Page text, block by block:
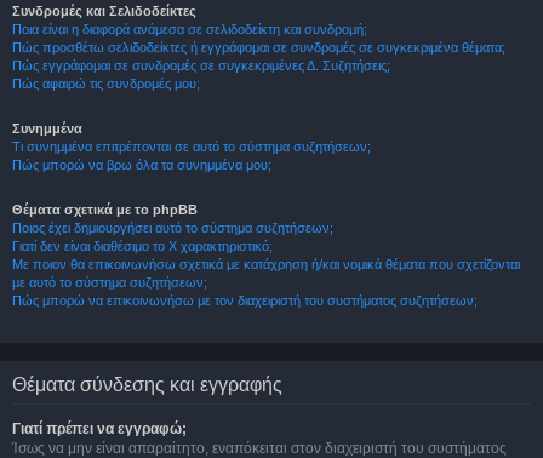
Συνδρομές και Σελιδοδείκτες
Ποια είναι η διαφορά ανάμεσα σε σελιδοδείκτη και συνδρομή;
Πώς προσθέτω σελιδοδείκτες ή εγγράφομαι σε συνδρομές σε συγκεκριμένα θέματα;
Πώς εγγράφομαι σε συνδρομές σε συγκεκριμένες Δ. Συζητήσεις;
Πώς αφαιρώ τις συνδρομές μου;
Συνημμένα
Τι συνημμένα επιτρέπονται σε αυτό το σύστημα συζητήσεων;
Πώς μπορώ να βρω όλα τα συνημμένα μου;
Θέματα σχετικά με το phpBB
Ποιος έχει δημιουργήσει αυτό το σύστημα συζητήσεων;
Γιατί δεν είναι διαθέσιμο το Χ χαρακτηριστικό;
Με ποιον θα επικοινωνήσω σχετικά με κατάχρηση ή/και νομικά θέματα που σχετίζονται
με αυτό το σύστημα συζητήσεων;
Πώς μπορώ να επικοινωνήσω με τον διαχειριστή του συστήματος συζητήσεων;
Θέματα σύνδεσης και εγγραφής
Γιατί πρέπει να εγγραφώ;
Ίσως να μην είναι απαραίτητο, εναπόκειται στον διαχειριστή του συστήματος